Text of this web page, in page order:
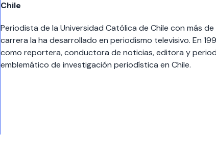
Chile
Periodista de la Universidad Católica de Chile con más
carrera la ha desarrollado en periodismo televisivo. En
como reportera, conductora de noticias, editora y
emblemático de investigación periodística en Chile.